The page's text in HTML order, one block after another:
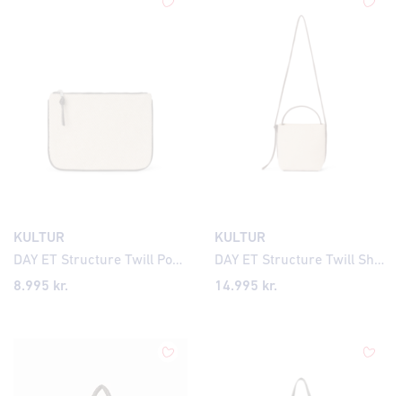
KULTUR
DAY ET Structure Twill Pouch veski
8.995 kr.
KULTUR
DAY ET Structure Twill Shoulder hliðartaska
14.995 kr.